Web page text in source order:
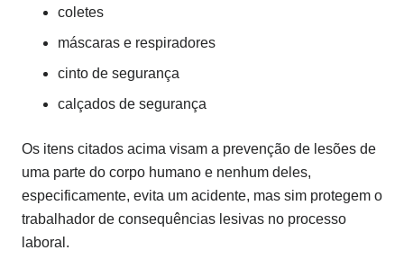
coletes
máscaras e respiradores
cinto de segurança
calçados de segurança
Os itens citados acima visam a prevenção de lesões de
uma parte do corpo humano e nenhum deles,
especificamente, evita um acidente, mas sim protegem o
trabalhador de consequências lesivas no processo
laboral.